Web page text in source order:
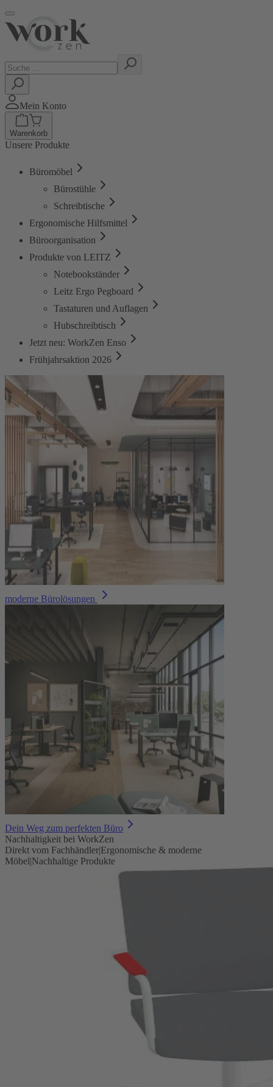
Mein Konto
Warenkorb
Unsere Produkte
Büromöbel
Bürostühle
Schreibtische
Ergonomische Hilfsmittel
Büroorganisation
Produkte von LEITZ
Notebookständer
Leitz Ergo Pegboard
Tastaturen und Auflagen
Hubschreibtisch
Jetzt neu: WorkZen Enso
Frühjahrsaktion 2026
moderne Bürolösungen
Dein Weg zum perfekten Büro
Nachhaltigkeit bei WorkZen
Direkt vom Fachhändler|Ergonomische & moderne
Möbel|Nachhaltige Produkte